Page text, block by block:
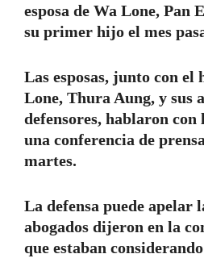
esposa de Wa Lone, Pan
su primer hijo el mes
Las esposas, junto con el
Lone, Thura Aung, y sus
defensores, hablaron con
una conferencia de
martes.
La defensa puede apelar
abogados dijeron en la
que estaban